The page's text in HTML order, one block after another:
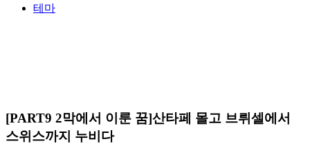
테마
[PART9 2막에서 이룬 꿈]산타페 몰고 브뤼셀에서
스위스까지 누비다